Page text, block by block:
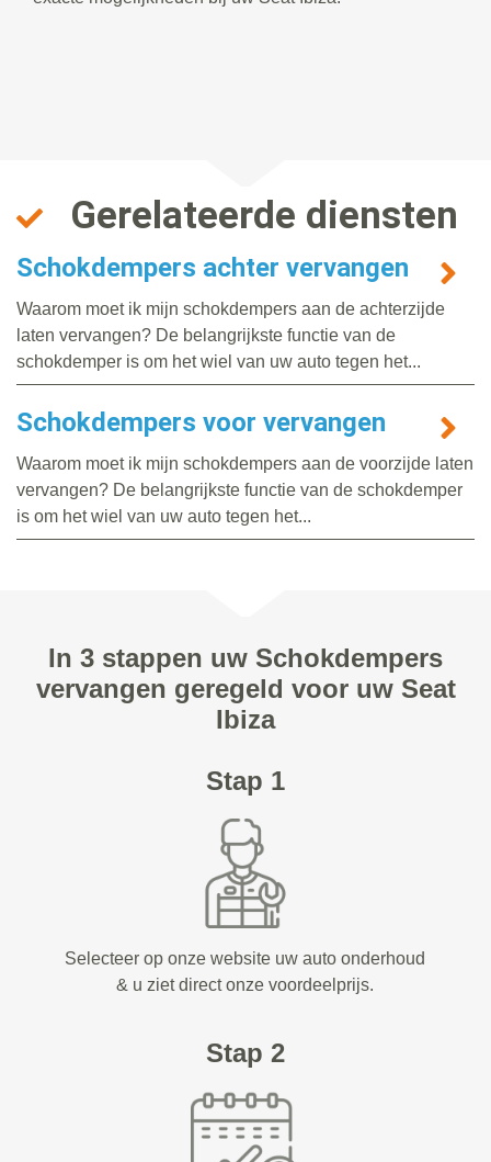
Gerelateerde diensten
Schokdempers achter vervangen
Waarom moet ik mijn schokdempers aan de achterzijde
laten vervangen? De belangrijkste functie van de
schokdemper is om het wiel van uw auto tegen het...
Schokdempers voor vervangen
Waarom moet ik mijn schokdempers aan de voorzijde laten
vervangen? De belangrijkste functie van de schokdemper
is om het wiel van uw auto tegen het...
In 3 stappen uw Schokdempers
vervangen geregeld voor uw Seat
Ibiza
Stap 1
Selecteer op onze website uw auto onderhoud
& u ziet direct onze voordeelprijs.
Stap 2